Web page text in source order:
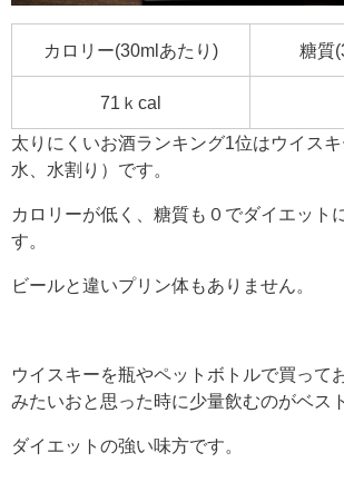
カロリー(30mlあたり) 糖質
71ｋcal
太りにくいお酒ランキング1位はウイス
水、水割り）です。
カロリーが低く、糖質も０でダイエット
す。
ビールと違いプリン体もありません。
ウイスキーを瓶やペットボトルで買って
みたいおと思った時に少量飲むのがベス
ダイエットの強い味方です。